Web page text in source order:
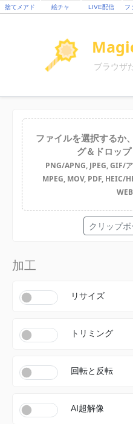
捨てメアド 絵チャ LIVE配信 フ
ブラウザ
ファイルを選択するか
グ＆ドロップ
PNG/APNG, JPEG, GIF/
MPEG, MOV, PDF, HEIC/
クリップ
加工
リサイズ
トリミング
回転と反転
AI超解像